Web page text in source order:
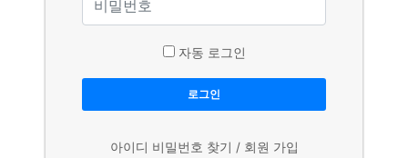
자동 로그인
로그인
아이디 비밀번호 찾기 / 회원 가입